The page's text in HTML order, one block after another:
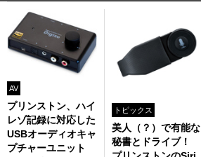
AV
プリンストン、ハイ
レゾ記録に対応した
USBオーディオキャ
プチャーユニット
トピックス
美人（？）で有能な
秘書とドライブ！